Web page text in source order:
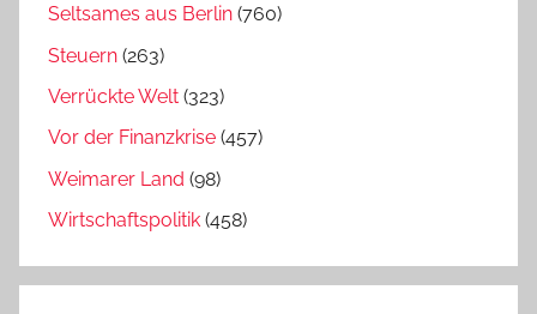
Seltsames aus Berlin (760)
Steuern (263)
Verrückte Welt (323)
Vor der Finanzkrise (457)
Weimarer Land (98)
Wirtschaftspolitik (458)